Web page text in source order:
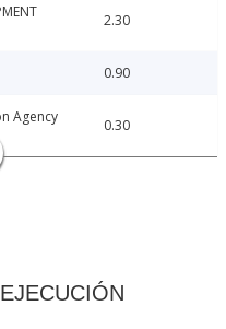
2.30
0.90
Agency
0.30